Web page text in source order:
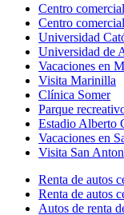
Centro
Centro
Universidad
Universidad de
Vacaciones en
Visita Marinilla
Clínica Somer
Parque
Estadio Alberto
Vacaciones en
Visita San
Renta de autos
Renta de autos
Autos de renta